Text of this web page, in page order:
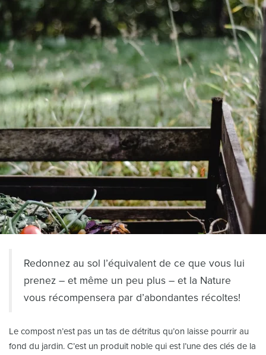
Redonnez au sol l’équivalent de ce que vous lui
prenez – et même un peu plus – et la Nature
vous récompensera par d’abondantes récoltes!
Le compost n’est pas un tas de détritus qu’on laisse pourrir au
fond du jardin. C’est un produit noble qui est l’une des clés de la